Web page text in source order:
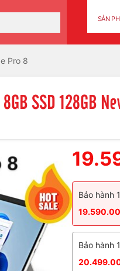
SẢN
Pro 8
SSD 128GB
Bảo hành
Bảo hành